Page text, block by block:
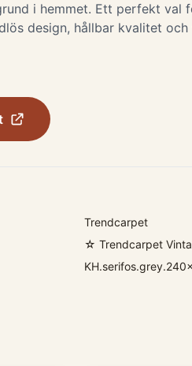
i hemmet. Ett perfekt val
design, hållbar kvalitet
Trendcarpet
☆ Trendcarpet